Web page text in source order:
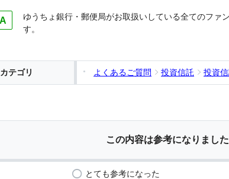
ゆうちょ銀行・郵便局がお取扱いしている全てのファ
す。
カテゴリ よくあるご質問 投資信託 投資
この内容は参考になりまし
とても参考になった